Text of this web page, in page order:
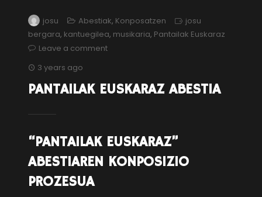
josu Abestiak, Konposatzen
josu
bergara, kantuegilea, musikaria, Pantailak Euskaraz
Leave a comment
3 years ago
PANTAILAK EUSKARAZ ABESTIA
“PANTAILAK EUSKARAZ”
ABESTIAREN KONPOSIZIO
PROZESUA